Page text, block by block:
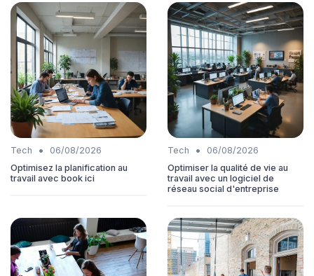
Tech •
06/08/2026
Optimisez la planification au
travail avec book ici
Tech •
06/08/2026
Optimiser la qualité de vie au
travail avec un logiciel de
réseau social d'entreprise